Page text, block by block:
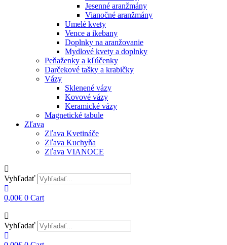
Jesenné aranžmány
Vianočné aranžmány
Umelé kvety
Vence a ikebany
Doplnky na aranžovanie
Mydlové kvety a doplnky
Peňaženky a kľúčenky
Darčekové tašky a krabičky
Vázy
Sklenené vázy
Kovové vázy
Keramické vázy
Magnetické tabule
Zľava
Zľava Kvetináče
Zľava Kuchyňa
Zľava VIANOCE
Vyhľadať
0,00€ 0 Cart
Vyhľadať